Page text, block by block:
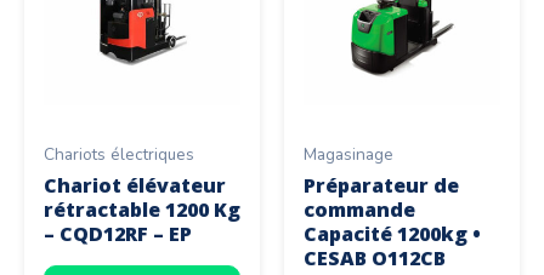
Chariots électriques
Chariot élévateur
rétractable 1200 Kg
– CQD12RF – EP
Magasinage
Préparateur de
commande
Capacité 1200kg •
CESAB O112CB